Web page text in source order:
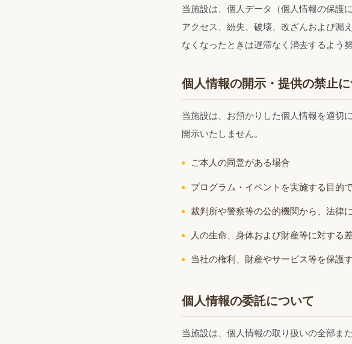
当施設は、個人データ（個人情報の保護
アクセス、紛失、破壊、改ざんおよび漏
なくなったときは遅滞なく消去するよう努
個人情報の開示・提供の禁止
当施設は、お預かりした個人情報を適切
開示いたしません。
ご本人の同意がある場合
プログラム・イベントを実施する目的
裁判所や警察等の公的機関から、法律
人の生命、身体および財産等に対する
当社の権利、財産やサービス等を保護
個人情報の委託について
当施設は、個人情報の取り扱いの全部ま